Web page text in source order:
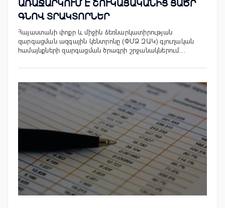
ԱՌԱՋԱՐԿՈՒՄ Է ՇՈՒԿԱՅԱԿԱՆԻՑ ՑԱԾՐ
ԳՆՈՎ ՏՐԱԿՏՈՐՆԵՐ
Հայաստանի փոքր և միջին ձեռնարկատիրության
զարգացման ազգային կենտրոնը (ՓՄՁ ԶԱԿ) գյուղական
համայնքների զարգացման ծրագրի շրջանակներում…